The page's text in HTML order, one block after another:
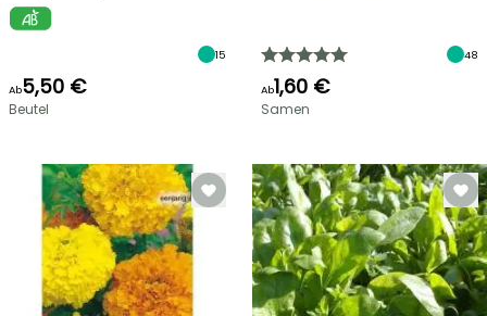
15
Ab5,50 €
Beutel
48
Ab1,60 €
Samen